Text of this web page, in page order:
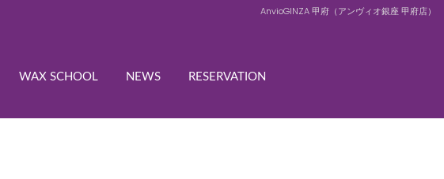
AnvioGINZA 甲府（アンヴィオ銀座 甲府店）
WAX SCHOOL NEWS RESERVATION